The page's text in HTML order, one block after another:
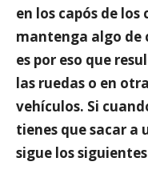
en los capós de
mantenga algo de
es por eso que
las ruedas o en
vehículos. Si
tienes que sacar a
sigue los